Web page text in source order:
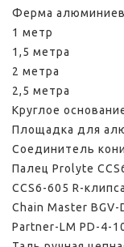
Ферма
1 метр
1,5 метра
2 метра
2,5 метра
Круглое
Площадка для
Соединитель
Палец Prolyte
CCS6-605 R-клипса
Chain Master BGV-
Partner-LM PD-4-